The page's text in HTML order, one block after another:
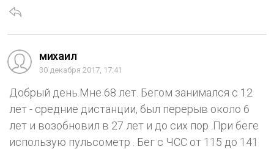
михаил
30 декабря 2017, 17:41
Добрый день.Мне 68 лет. Бегом занимался с 12
лет - средние дистанции, был перерыв около 6
лет и возобновил в 27 лет и до сих пор .При беге
использую пульсометр . Бег с ЧСС от 115 до 141